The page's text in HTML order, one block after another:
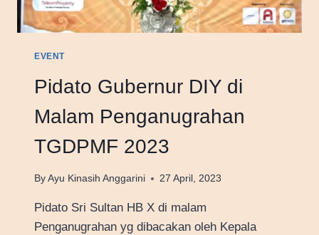
EVENT
Pidato Gubernur DIY di
Malam Penganugrahan
TGDPMF 2023
By Ayu Kinasih Anggarini 27 April, 2023
Pidato Sri Sultan HB X di malam
Penganugrahan yg dibacakan oleh Kepala